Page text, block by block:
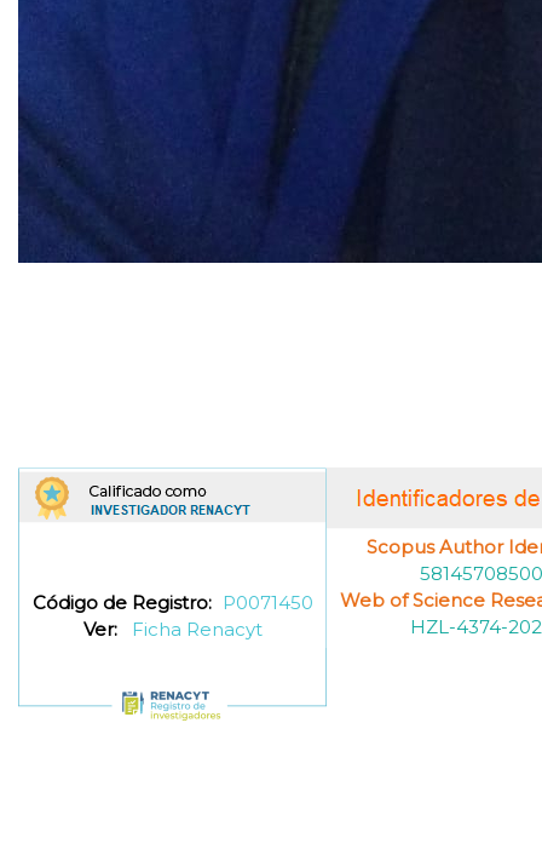
Código de Registro: P0071450
Ver:
Ficha Renacyt
Scopus Author
58145708500
Web of Science
HZL-4374-